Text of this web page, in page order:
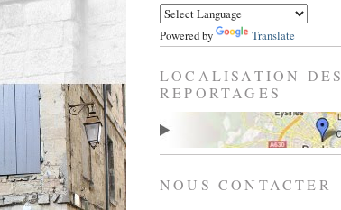
Powered by Translate
LOCALISATION DES
REPORTAGES
NOUS CONTACTER